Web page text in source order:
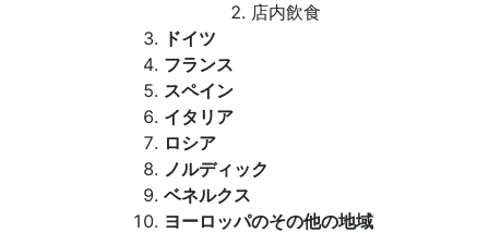
店内飲食
ドイツ
フランス
スペイン
イタリア
ロシア
ノルディック
ベネルクス
ヨーロッパのその他の地域